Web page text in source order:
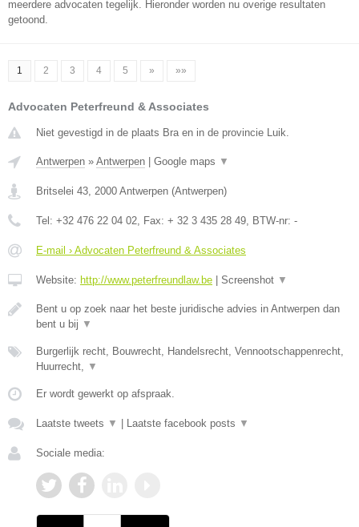
meerdere advocaten tegelijk. Hieronder worden nu overige resultaten
getoond.
1 2 3 4 5 » »»
Advocaten Peterfreund & Associates
Niet gevestigd in de plaats Bra en in de provincie Luik.
Antwerpen » Antwerpen Google maps ▼
Britselei 43, 2000 Antwerpen (Antwerpen)
Tel: +32 476 22 04 02, Fax: + 32 3 435 28 49, BTW-nr: -
E-mail › Advocaten Peterfreund & Associates
Website: http://www.peterfreundlaw.be Screenshot ▼
Bent u op zoek naar het beste juridische advies in Antwerpen dan
bent u bij ▼
Burgerlijk recht, Bouwrecht, Handelsrecht, Vennootschappenrecht,
Huurrecht, ▼
Er wordt gewerkt op afspraak.
Laatste tweets ▼ Laatste facebook posts ▼
Sociale media: